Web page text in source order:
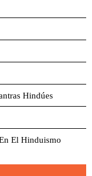
Hindúes
El Hinduismo